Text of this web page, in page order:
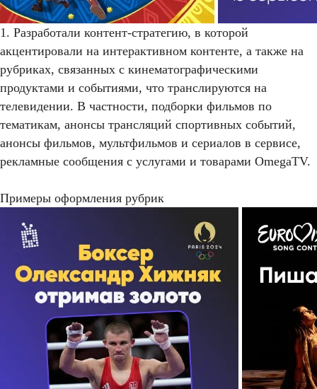
1. Разработали контент-стратегию, в которой
акцентировали на интерактивном контенте, а также на
рубриках, связанных с кинематографическими
продуктами и событиями, что транслируются на
телевидении. В частности, подборки фильмов по
тематикам, анонсы трансляций спортивных событий,
анонсы фильмов, мультфильмов и сериалов в сервисе,
рекламные сообщения с услугами и товарами OmegaTV.
Примеры оформления рубрик